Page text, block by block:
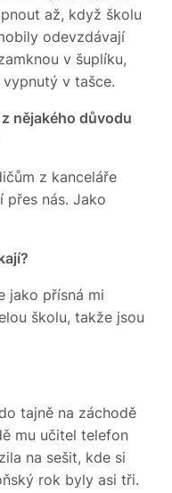
až, když školu
odevzdávají
v šuplíku,
v tašce.
nějakého důvodu
z kanceláře
přes nás. Jako
jako přísná mi
školu, takže jsou
tajně na záchodě
mu učitel telefon
na sešit, kde si
rok byly asi tři.